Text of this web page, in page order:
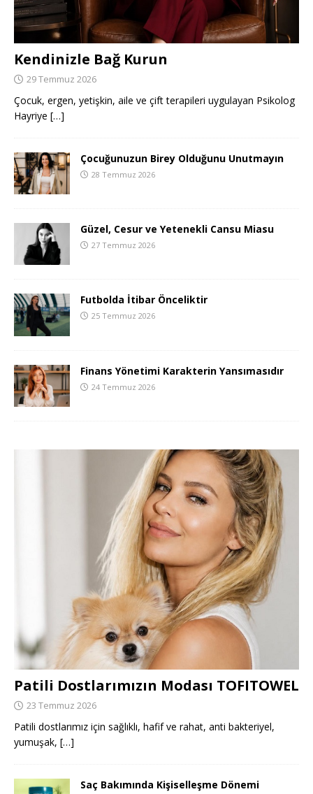
Kendinizle Bağ Kurun
29 Temmuz 2026
Çocuk, ergen, yetişkin, aile ve çift terapileri uygulayan Psikolog
Hayriye […]
Çocuğunuzun Birey Olduğunu Unutmayın
28 Temmuz 2026
Güzel, Cesur ve Yetenekli Cansu Miasu
27 Temmuz 2026
Futbolda İtibar Önceliktir
25 Temmuz 2026
Finans Yönetimi Karakterin Yansımasıdır
24 Temmuz 2026
Patili Dostlarımızın Modası TOFITOWEL
23 Temmuz 2026
Patili dostlarımız için sağlıklı, hafif ve rahat, anti bakteriyel,
yumuşak, […]
Saç Bakımında Kişiselleşme Dönemi